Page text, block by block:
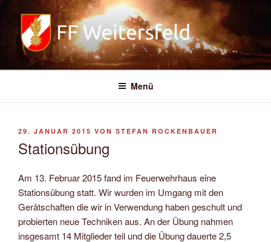
springen
FREIWILLIGE FEUERWEHR
WEITERSFELDMenü
VERÖFFENTLICHT
29. JANUAR 2015 VON STEFAN ROCKENBAUER
Stationsübung
Am 13. Februar 2015 fand im Feuerwehrhaus eine
Stationsübung statt. Wir wurden im Umgang mit den
Gerätschaften die wir in Verwendung haben geschult und
probierten neue Techniken aus. An der Übung nahmen
insgesamt 14 Mitglieder teil und die Übung dauerte 2,5